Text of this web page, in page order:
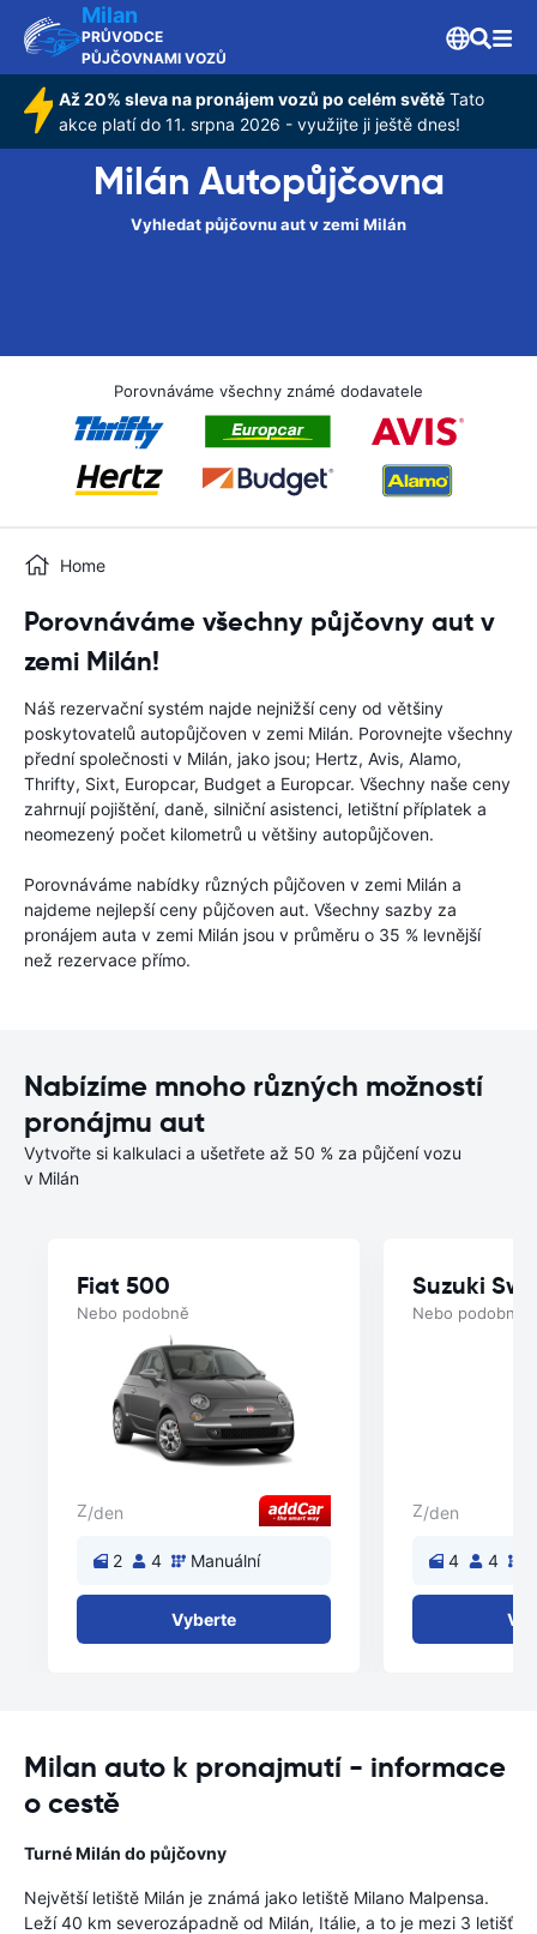
Milan
PRŮVODCE
PŮJČOVNAMI VOZŮ
Až 20% sleva na pronájem vozů po celém světě Tato
akce platí do 11. srpna 2026 - využijte ji ještě dnes!
Milán Autopůjčovna
Vyhledat půjčovnu aut v zemi Milán
Porovnáváme všechny známé dodavatele
Home
Porovnáváme všechny půjčovny aut v
zemi Milán!
Náš rezervační systém najde nejnižší ceny od většiny
poskytovatelů autopůjčoven v zemi Milán. Porovnejte všechny
přední společnosti v Milán, jako jsou; Hertz, Avis, Alamo,
Thrifty, Sixt, Europcar, Budget a Europcar. Všechny naše ceny
zahrnují pojištění, daně, silniční asistenci, letištní příplatek a
neomezený počet kilometrů u většiny autopůjčoven.
Porovnáváme nabídky různých půjčoven v zemi Milán a
najdeme nejlepší ceny půjčoven aut. Všechny sazby za
pronájem auta v zemi Milán jsou v průměru o 35 % levnější
než rezervace přímo.
Nabízíme mnoho různých možností
pronájmu aut
Vytvořte si kalkulaci a ušetřete až 50 % za půjčení vozu
v Milán
Fiat 500
Nebo podobně
Z/den
2 4 Manuální
Vyberte
Suzuki
Nebo podobně
Z/den
4 4
Milan auto k pronajmutí - informace
o cestě
Turné Milán do půjčovny
Největší letiště Milán je známá jako letiště Milano Malpensa.
Leží 40 km severozápadně od Milán, Itálie, a to je mezi 3 letišť